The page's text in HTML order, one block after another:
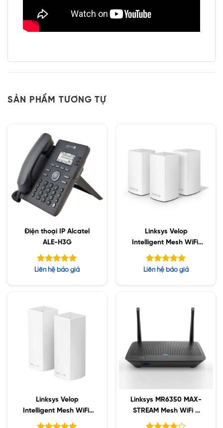
SẢN PHẨM TƯƠNG TỰ
Điện thoại IP Alcatel
ALE-H3G
Được xếp
Liên hệ báo giá
Linksys Velop
Intelligent Mesh WiFi,
3-Pack White
(AC3900)
Được xếp
Liên hệ báo giá
Linksys Velop
Intelligent Mesh WiFi,
2-Pack White
Linksys MR6350 MAX-
STREAM Mesh WiFi 5
Router